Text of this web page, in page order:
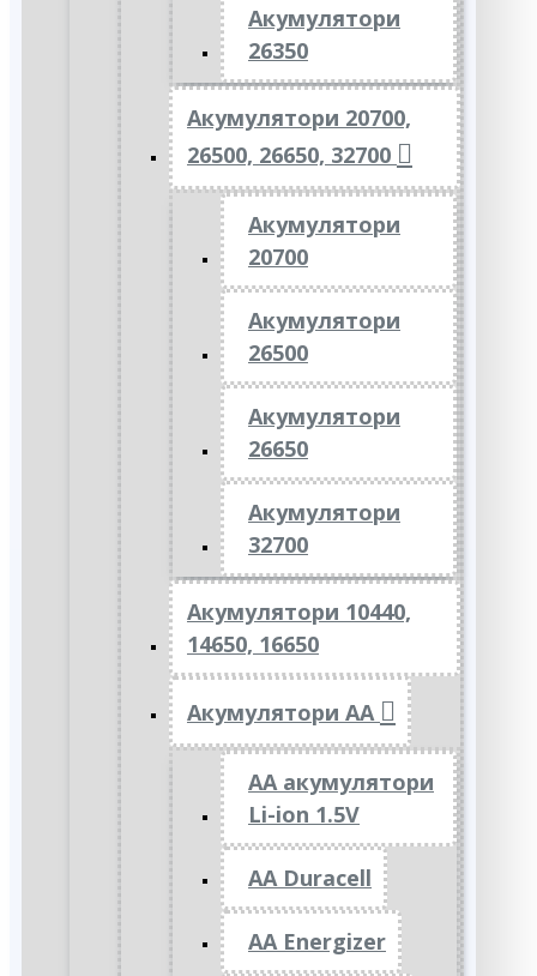
Акумулятори
26350
Акумулятори 20700,
26500, 26650, 32700
Акумулятори
20700
Акумулятори
26500
Акумулятори
26650
Акумулятори
32700
Акумулятори 10440,
14650, 16650
Акумулятори АА
AA акумулятори
Li-ion 1.5V
AA Duracell
AA Energizer